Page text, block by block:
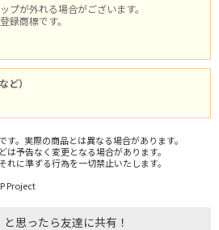
が外れる場合がございます。
録商標です。
ど）
。実際の商品とは異なる場合があります。
予告なく変更となる場合があります。
に準ずる行為を一切禁止いたします。
Project
と思ったら友達に共有！